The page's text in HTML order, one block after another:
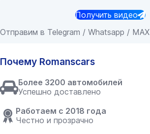
Получить видео
Отправим в Telegram / Whatsapp / MAX
Почему Romanscars
Более 3200 автомобилей
Успешно доставлено
Работаем с 2018 года
Честно и прозрачно